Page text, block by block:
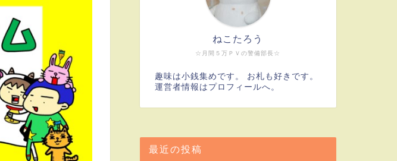
☆月間５万ＰＶの警備部長☆
ねこたろう
趣味は小銭集めです。 お札も好きです。
運営者情報はプロフィールへ。
最近の投稿